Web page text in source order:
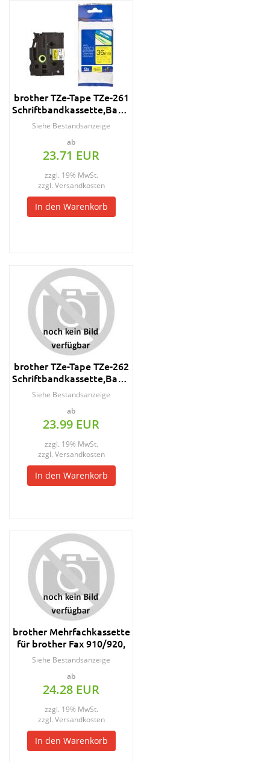
brother TZe-Tape TZe-261
Schriftbandkassette,Bandbreite:36mm
Siehe Bestandsanzeige
ab
23.71 EUR
zzgl. 19% MwSt.
zzgl. Versandkosten
In den Warenkorb
brother TZe-Tape TZe-262
Schriftbandkassette,Bandbreite:36mm
Siehe Bestandsanzeige
ab
23.99 EUR
zzgl. 19% MwSt.
zzgl. Versandkosten
In den Warenkorb
brother Mehrfachkassette
für brother Fax 910/920,
schwarz
Siehe Bestandsanzeige
ab
24.28 EUR
zzgl. 19% MwSt.
zzgl. Versandkosten
In den Warenkorb